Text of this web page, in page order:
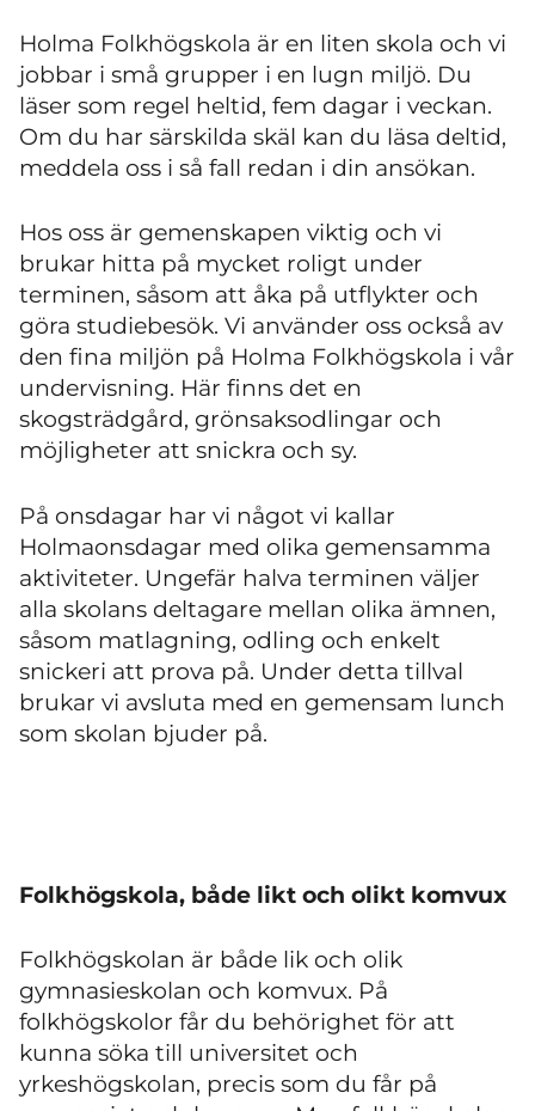
Holma Folkhögskola är en liten skola och vi
jobbar i små grupper i en lugn miljö. Du
läser som regel heltid, fem dagar i veckan.
Om du har särskilda skäl kan du läsa deltid,
meddela oss i så fall redan i din ansökan.
Hos oss är gemenskapen viktig och vi
brukar hitta på mycket roligt under
terminen, såsom att åka på utflykter och
göra studiebesök. Vi använder oss också av
den fina miljön på Holma Folkhögskola i vår
undervisning. Här finns det en
skogsträdgård, grönsaksodlingar och
möjligheter att snickra och sy.
På onsdagar har vi något vi kallar
Holmaonsdagar med olika gemensamma
aktiviteter. Ungefär halva terminen väljer
alla skolans deltagare mellan olika ämnen,
såsom matlagning, odling och enkelt
snickeri att prova på. Under detta tillval
brukar vi avsluta med en gemensam lunch
som skolan bjuder på.
Folkhögskola, både likt och olikt komvux
Folkhögskolan är både lik och olik
gymnasieskolan och komvux. På
folkhögskolor får du behörighet för att
kunna söka till universitet och
yrkeshögskolan, precis som du får på